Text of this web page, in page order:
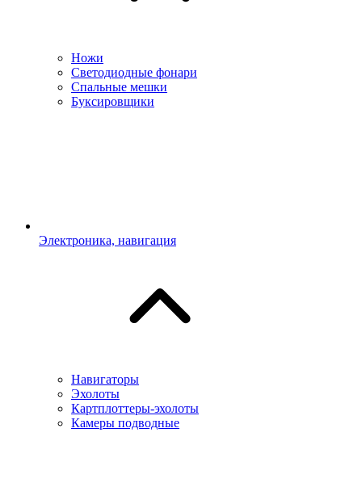
Ножи
Светодиодные фонари
Спальные мешки
Буксировщики
Электроника, навигация
Навигаторы
Эхолоты
Картплоттеры-эхолоты
Камеры подводные